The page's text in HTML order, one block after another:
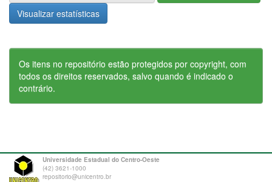
Visualizar estatísticas
Os itens no repositório estão protegidos por copyright, com
todos os direitos reservados, salvo quando é indicado o
contrário.
Universidade Estadual do Centro-Oeste
(42) 3621-1000
repositorio@unicentro.br